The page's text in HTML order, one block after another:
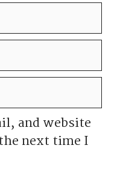
and website
next time I